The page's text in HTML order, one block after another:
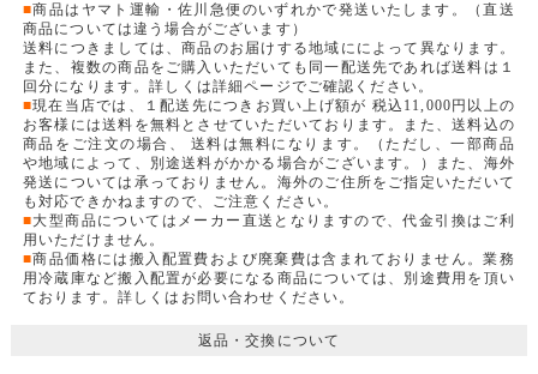
■商品はヤマト運輸・佐川急便のいずれかで発送いたします。（直送
商品については違う場合がございます）
送料につきましては、商品のお届けする地域にによって異なります。
また、複数の商品をご購入いただいても同一配送先であれば送料は１
回分になります。詳しくは詳細ページでご確認ください。
■現在当店では、１配送先につきお買い上げ額が 税込11,000円以上の
お客様には送料を無料とさせていただいております。また、送料込の
商品をご注文の場合、 送料は無料になります。（ただし、一部商品
や地域によって、別途送料がかかる場合がございます。）また、海外
発送については承っておりません。海外のご住所をご指定いただいて
も対応できかねますので、ご注意ください。
■大型商品についてはメーカー直送となりますので、代金引換はご利
用いただけません。
■商品価格には搬入配置費および廃棄費は含まれておりません。業務
用冷蔵庫など搬入配置が必要になる商品については、別途費用を頂い
ております。詳しくはお問い合わせください。
返品・交換について